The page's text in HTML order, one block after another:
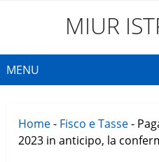
MIUR
MENU
Home- Fisco e Tasse-
2023 in anticipo, la